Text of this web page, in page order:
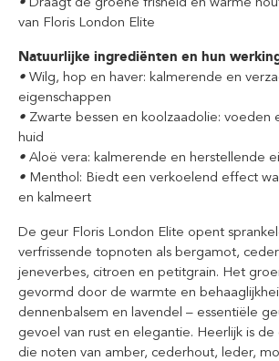
van Floris London Elite
Natuurlijke ingrediënten en hun
• Wilg, hop en haver: kalmerende en
eigenschappen
• Zwarte bessen en koolzaadolie: voeden
huid
• Aloë vera: kalmerende en herstellende
• Menthol: Biedt een verkoelend effect
en kalmeert
De geur Floris London Elite opent
verfrissende topnoten als bergamot,
jeneverbes, citroen en petitgrain. Het
gevormd door de warmte en
dennenbalsem en lavendel – essentiële
gevoel van rust en elegantie. Heerlijk is de
die noten van amber, cederhout, leder,